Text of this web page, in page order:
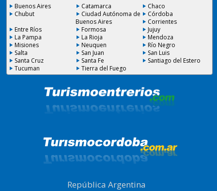
Buenos Aires Catamarca
Chaco
Chubut
Ciudad Autónoma de
Buenos Aires
Córdoba
Corrientes
Entre Ríos
Formosa
Jujuy
La Pampa
La Rioja
Mendoza
Misiones
Neuquen
Río Negro
Salta
San Juan
San Luis
Santa Cruz
Santa Fe
Santiago del Estero
Tucuman
Tierra del Fuego
República Argentina